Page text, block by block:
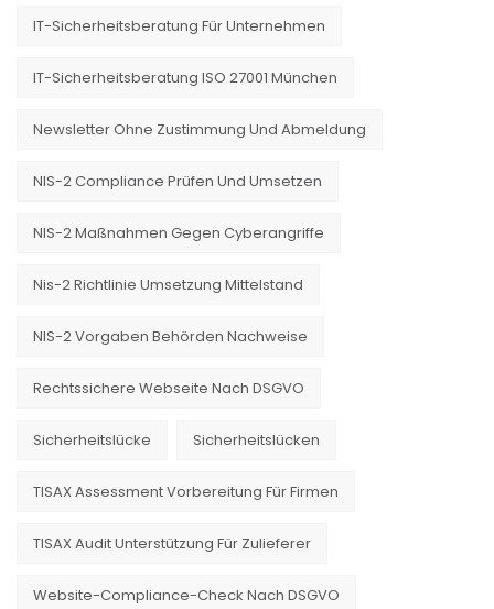
IT-Sicherheitsberatung Für Unternehmen
IT-Sicherheitsberatung ISO 27001 München
Newsletter Ohne Zustimmung Und Abmeldung
NIS-2 Compliance Prüfen Und Umsetzen
NIS-2 Maßnahmen Gegen Cyberangriffe
Nis-2 Richtlinie Umsetzung Mittelstand
NIS-2 Vorgaben Behörden Nachweise
Rechtssichere Webseite Nach DSGVO
Sicherheitslücke Sicherheitslücken
TISAX Assessment Vorbereitung Für Firmen
TISAX Audit Unterstützung Für Zulieferer
Website-Compliance-Check Nach DSGVO